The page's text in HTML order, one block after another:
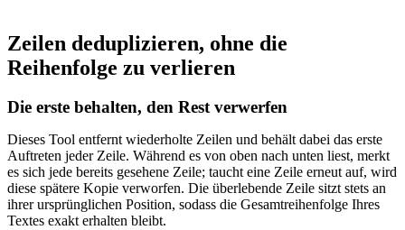
Zeilen deduplizieren, ohne die
Reihenfolge zu verlieren
Die erste behalten, den Rest verwerfen
Dieses Tool entfernt wiederholte Zeilen und behält dabei das erste
Auftreten jeder Zeile. Während es von oben nach unten liest, merkt
es sich jede bereits gesehene Zeile; taucht eine Zeile erneut auf, wird
diese spätere Kopie verworfen. Die überlebende Zeile sitzt stets an
ihrer ursprünglichen Position, sodass die Gesamtreihenfolge Ihres
Textes exakt erhalten bleibt.